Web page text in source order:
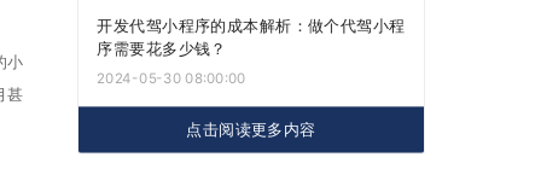
小
甚
开发代驾小程序的成本解析：做个代驾小程
序需要花多少钱？
2024-05-30 08:00:00
点击阅读更多内容